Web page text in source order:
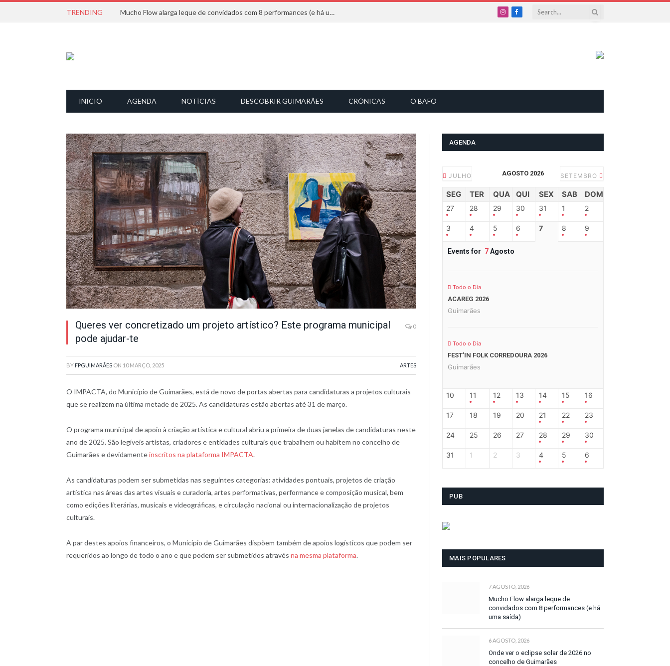
TRENDING Mucho Flow alarga leque de convidados com 8 performances (e há uma saída)
InstagramFacebook
INICIO AGENDA NOTÍCIAS DESCOBRIR GUIMARÃES CRÓNICAS O BAFO
Queres ver concretizado um projeto artístico? Este programa municipal
pode ajudar-te
0
BY FPGUIMARÃES ON 10 MARÇO, 2025 ARTES
O IMPACTA, do Município de Guimarães, está de novo de portas abertas para candidaturas a projetos culturais
que se realizem na última metade de 2025. As candidaturas estão abertas até 31 de março.
O programa municipal de apoio à criação artística e cultural abriu a primeira de duas janelas de candidaturas neste
ano de 2025. São legíveis artistas, criadores e entidades culturais que trabalhem ou habitem no concelho de
Guimarães e devidamenteinscritos na plataforma IMPACTA.
As candidaturas podem ser submetidas nas seguintes categorias: atividades pontuais, projetos de criação
artística nas áreas das artes visuais e curadoria, artes performativas, performance e composição musical, bem
como edições literárias, musicais e videográficas, e circulação nacional ou internacionalização de projetos
culturais.
A par destes apoios financeiros, o Município de Guimarães dispõem também de apoios logísticos que podem ser
requeridos ao longo de todo o ano e que podem ser submetidos através na mesma plataforma.
AGENDA
JULHO AGOSTO 2026 SETEMBRO
SEG TER QUA QUI SEX SAB DOM
27 28 29 30 31 1 2
3 4 5 6 7 8 9
Events for 7Agosto
Todo o Dia
ACAREG 2026
Guimarães
Todo o Dia
FEST’IN FOLK CORREDOURA 2026
Guimarães
10 11 12 13 14 15 16
17 18 19 20 21 22 23
24 25 26 27 28 29 30
31 1 2 3 4 5 6
PUB
MAIS POPULARES
7 AGOSTO, 2026
Mucho Flow alarga leque de
convidados com 8 performances (e há
uma saída)
6 AGOSTO, 2026
Onde ver o eclipse solar de 2026 no
concelho de Guimarães